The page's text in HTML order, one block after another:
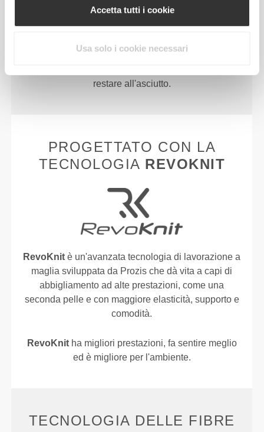
Accetta tutti i cookie
Usa solo i cookie necessari
restare all'asciutto.
PROGETTATO CON LA
TECNOLOGIA REVOKNIT
RevoKnit è un'avanzata tecnologia di lavorazione a
maglia sviluppata da Prozis che dà vita a capi di
abbigliamento ad alte prestazioni, come una
seconda pelle e con maggiore elasticità, supporto e
comodità.
RevoKnitha migliori prestazioni, fa sentire meglio
ed è migliore per l'ambiente.
TECNOLOGIA DELLE FIBRE